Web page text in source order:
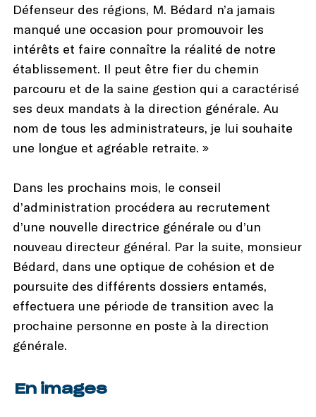
Défenseur des régions, M. Bédard n’a jamais
manqué une occasion pour promouvoir les
intérêts et faire connaître la réalité de notre
établissement. Il peut être fier du chemin
parcouru et de la saine gestion qui a caractérisé
ses deux mandats à la direction générale. Au
nom de tous les administrateurs, je lui souhaite
une longue et agréable retraite. »
Dans les prochains mois, le conseil
d’administration procédera au recrutement
d’une nouvelle directrice générale ou d’un
nouveau directeur général. Par la suite, monsieur
Bédard, dans une optique de cohésion et de
poursuite des différents dossiers entamés,
effectuera une période de transition avec la
prochaine personne en poste à la direction
générale.
En images